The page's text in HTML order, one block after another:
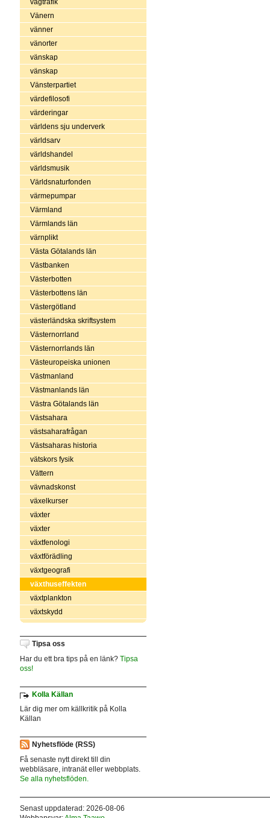
vägtrafik
Vänern
vänner
vänorter
vänskap
vänskap
Vänsterpartiet
värdefilosofi
värderingar
världens sju underverk
världsarv
världshandel
världsmusik
Världsnaturfonden
värmepumpar
Värmland
Värmlands län
värnplikt
Västa Götalands län
Västbanken
Västerbotten
Västerbottens län
Västergötland
västerländska skriftsystem
Västernorrland
Västernorrlands län
Västeuropeiska unionen
Västmanland
Västmanlands län
Västra Götalands län
Västsahara
västsaharafrågan
Västsaharas historia
vätskors fysik
Vättern
vävnadskonst
växelkurser
växter
växter
växtfenologi
växtförädling
växtgeografi
växthuseffekten
växtplankton
växtskydd
Tipsa oss
Har du ett bra tips på en länk? Tipsa
oss!
Kolla Källan
Lär dig mer om källkritik på Kolla
Källan
Nyhetsflöde (RSS)
Få senaste nytt direkt till din
webbläsare, intranät eller webbplats.
Se alla nyhetsflöden.
Senast uppdaterad: 2026-08-06